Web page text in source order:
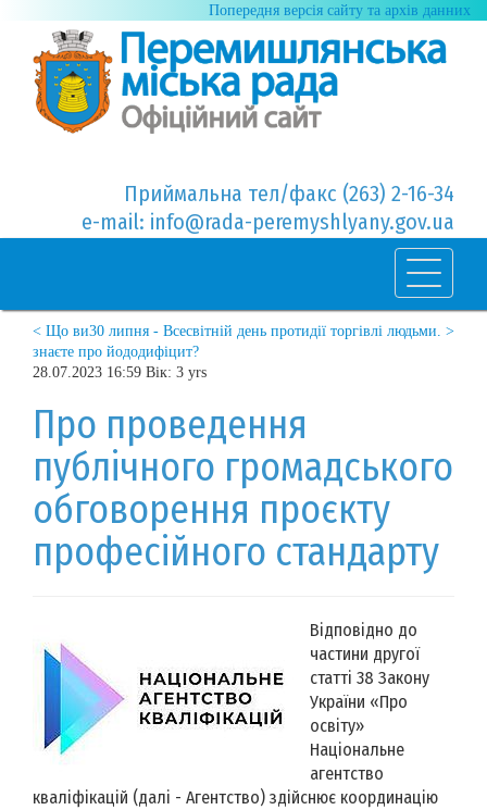
Попередня версія сайту та архів данних
Приймальна тел/факс (263) 2-16-34
e-mail: info@rada-peremyshlyany.gov.ua
30 липня - Всесвітній день протидії торгівлі людьми. >
< Що ви
знаєте про йододифіцит?
28.07.2023 16:59 Вік: 3 yrs
Про проведення
публічного громадського
обговорення проєкту
професійного стандарту
Відповідно до
частини другої
статті 38 Закону
України «Про
освіту»
Національне
агентство
кваліфікацій (далі - Агентство) здійснює координацію